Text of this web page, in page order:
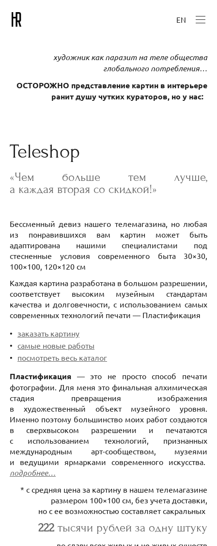
EN
художник как паразит на теле общества
глобального потребления…
ОСТОРОЖНО представление картин в интерьере
ранит душу чутких кураторов, но у нас:
Teleshop
«Чем больше тем лучше,
а каждая вторая со скидкой!»
Бессменный девиз нашего телемагазина, но любая
из понравившихся вам картин может быть
адаптирована нашими специалистами под
стесненные условия современного быта 30×30,
100×100, 120×120 см
Каждая картина разработана в большом разрешении,
соответствует высоким музейным стандартам
качества и долговечности, c использованием самых
современных технологий печати — Пластификация
заказать картину
самые новые работы
посмотреть весь каталог
Пластификация — это не просто способ печати
фотографии. Для меня это финальная алхимическая
стадия превращения изображения
в художественный объект музейного уровня.
Именно поэтому большинство моих работ создаются
в сверхвысоком разрешении и печатаются
с использованием технологий, признанных
международным арт-сообществом, музеями
и ведущими ярмарками современного искусства.
подробнее…
* с средняя цена за картину в нашем телемагазине
размером 100×100 см, без учета доставки,
но с ее возможностью составляет сакральных
222 тысячи рублей за одну штуку